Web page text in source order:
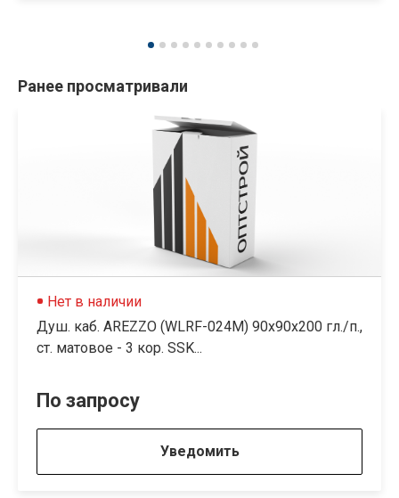
Ранее просматривали
Нет в наличии
Душ. каб. AREZZO (WLRF-024M) 90х90х200 гл./п.,
ст. матовое - 3 кор. SSK...
По запросу
Уведомить